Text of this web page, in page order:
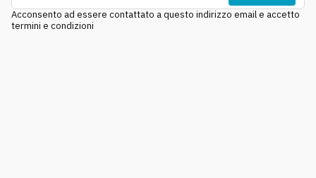
Acconsento ad essere contattato a questo indirizzo email e accetto
termini e condizioni